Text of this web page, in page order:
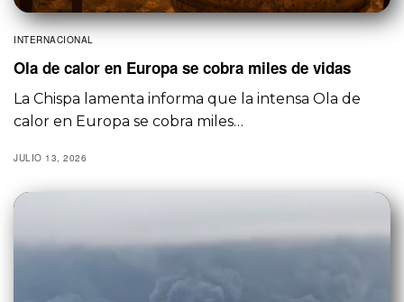
INTERNACIONAL
Ola de calor en Europa se cobra miles de vidas
La Chispa lamenta informa que la intensa Ola de
calor en Europa se cobra miles…
JULIO 13, 2026